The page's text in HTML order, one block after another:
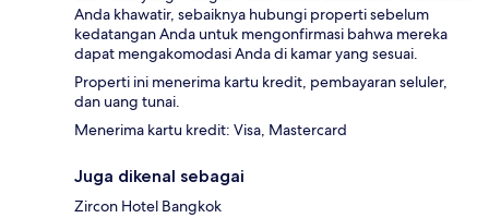
Anda khawatir, sebaiknya hubungi properti sebelum
kedatangan Anda untuk mengonfirmasi bahwa mereka
dapat mengakomodasi Anda di kamar yang sesuai.
Properti ini menerima kartu kredit, pembayaran seluler,
dan uang tunai.
Menerima kartu kredit: Visa, Mastercard
Juga dikenal sebagai
Zircon Hotel Bangkok